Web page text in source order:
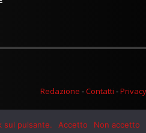
sul pulsante. Accetto Non accetto